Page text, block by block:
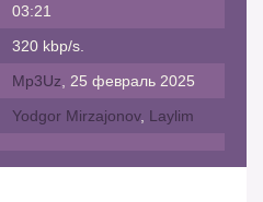
03:21
320 kbp/s.
Mp3Uz , 25 февраль 2025
Yodgor Mirzajonov, Laylim